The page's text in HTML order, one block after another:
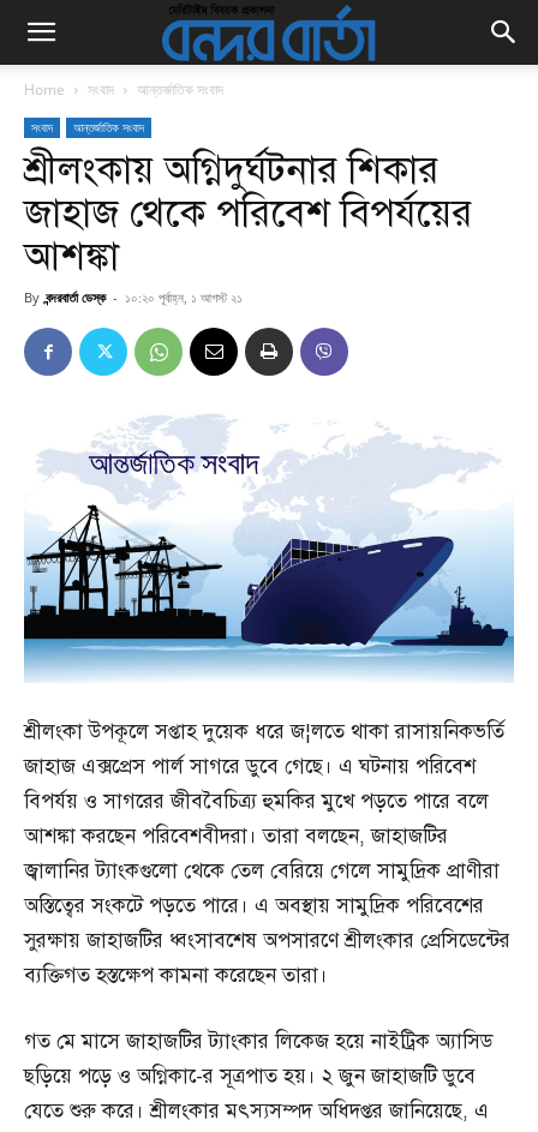
Home সংবাদ আন্তর্জাতিক সংবাদ
সংবাদ আন্তর্জাতিক সংবাদ
শ্রীলংকায় অগ্নিদুর্ঘটনার শিকার
জাহাজ থেকে পরিবেশ বিপর্যয়ের
আশঙ্কা
By বন্দরবার্তা ডেস্ক - ১০:২০ পূর্বাহ্ন, ১ আগস্ট ২১
শ্রীলংকা উপকূলে সপ্তাহ দুয়েক ধরে জ¦লতে থাকা রাসায়নিকভর্তি
জাহাজ এক্সপ্রেস পার্ল সাগরে ডুবে গেছে। এ ঘটনায় পরিবেশ
বিপর্যয় ও সাগরের জীববৈচিত্র্য হুমকির মুখে পড়তে পারে বলে
আশঙ্কা করছেন পরিবেশবীদরা। তারা বলছেন, জাহাজটির
জ্বালানির ট্যাংকগুলো থেকে তেল বেরিয়ে গেলে সামুদ্রিক প্রাণীরা
অস্তিত্বের সংকটে পড়তে পারে। এ অবস্থায় সামুদ্রিক পরিবেশের
সুরক্ষায় জাহাজটির ধ্বংসাবশেষ অপসারণে শ্রীলংকার প্রেসিডেন্টের
ব্যক্তিগত হস্তক্ষেপ কামনা করেছেন তারা।
গত মে মাসে জাহাজটির ট্যাংকার লিকেজ হয়ে নাইট্রিক অ্যাসিড
ছড়িয়ে পড়ে ও অগ্নিকা-ের সূত্রপাত হয়। ২ জুন জাহাজটি ডুবে
যেতে শুরু করে। শ্রীলংকার মৎস্যসম্পদ অধিদপ্তর জানিয়েছে, এ